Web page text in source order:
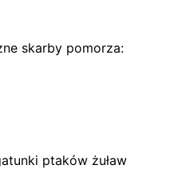
skarby pomorza:
ptaków żuław